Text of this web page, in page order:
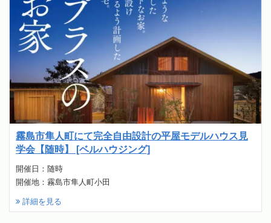
霧島市隼人町にて完全自由設計の平屋モデルハウス見
学会【随時】 [ベルハウジング]
開催日：随時
開催地：霧島市隼人町小田
詳細を見る